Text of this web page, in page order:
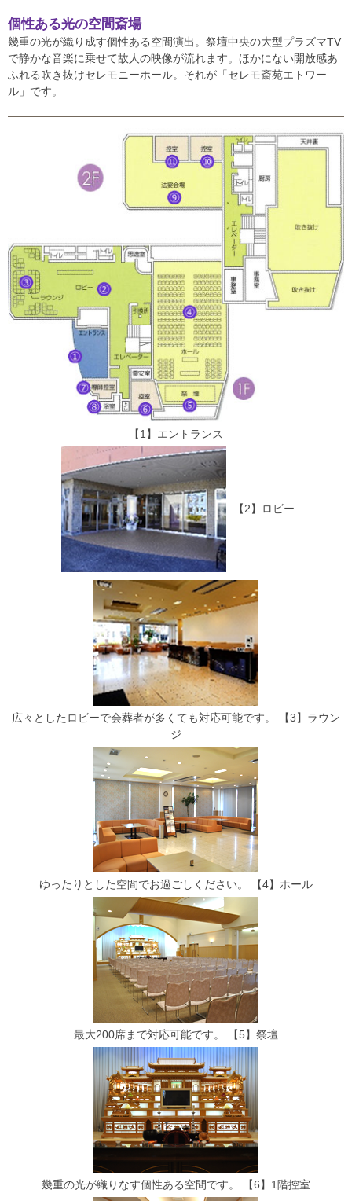
個性ある光の空間斎場
幾重の光が織り成す個性ある空間演出。祭壇中央の大型プラズマTV
で静かな音楽に乗せて故人の映像が流れます。ほかにない開放感あ
ふれる吹き抜けセレモニーホール。それが「セレモ斎苑エトワー
ル」です。
【1】エントランス
【2】ロビー
広々としたロビーで会葬者が多くても対応可能です。
【3】ラウン
ジ
ゆったりとした空間でお過ごしください。 【4】ホール
最大200席まで対応可能です。 【5】祭壇
幾重の光が織りなす個性ある空間です。 【6】1階控室